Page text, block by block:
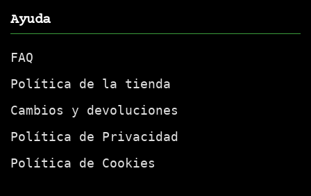
Ayuda
FAQ
Política de la tienda
Cambios y devoluciones
Política de Privacidad
Política de Cookies